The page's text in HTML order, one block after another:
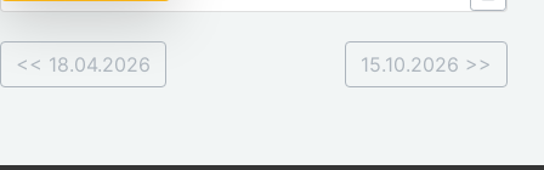
<< 18.04.2026 15.10.2026 >>